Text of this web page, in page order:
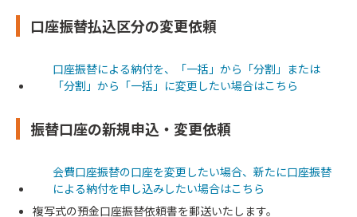
口座振替払込区分の変更依頼
口座振替による納付を、「一括」から「分割」または
「分割」から「一括」に変更したい場合はこちら
振替口座の新規申込・変更依頼
会費口座振替の口座を変更したい場合、新たに口座振替
による納付を申し込みしたい場合はこちら
複写式の預金口座振替依頼書を郵送いたします。